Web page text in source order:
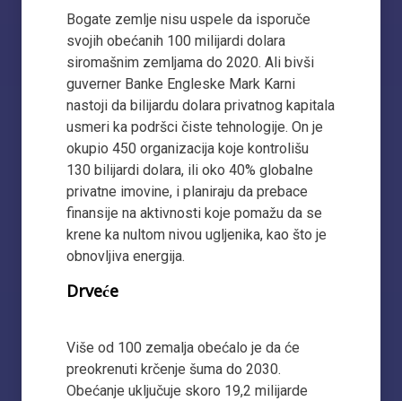
Bogate zemlje nisu uspele da isporuče
svojih obećanih 100 milijardi dolara
siromašnim zemljama do 2020. Ali bivši
guverner Banke Engleske Mark Karni
nastoji da bilijardu dolara privatnog kapitala
usmeri ka podršci čiste tehnologije. On je
okupio 450 organizacija koje kontrolišu
130 bilijardi dolara, ili oko 40% globalne
privatne imovine, i planiraju da prebace
finansije na aktivnosti koje pomažu da se
krene ka nultom nivou ugljenika, kao što je
obnovljiva energija.
Drveće
Više od 100 zemalja obećalo je da će
preokrenuti krčenje šuma do 2030.
Obećanje uključuje skoro 19,2 milijarde